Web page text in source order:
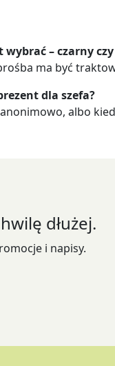
– czarny czy
ma być
dla szefa?
albo
dłużej.
i napisy.